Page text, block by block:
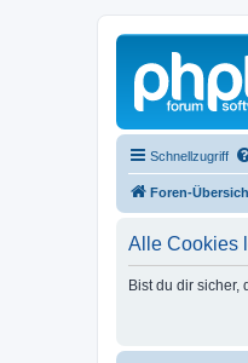
Schnellzugriff
Foren-
Alle Cookies
Bist du dir sicher,